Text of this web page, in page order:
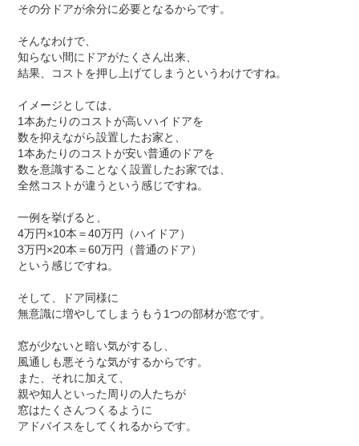
その分ドアが余分に必要となるからです。
そんなわけで、
知らない間にドアがたくさん出来、
結果、コストを押し上げてしまうというわけですね。
イメージとしては、
1本あたりのコストが高いハイドアを
数を抑えながら設置したお家と、
1本あたりのコストが安い普通のドアを
数を意識することなく設置したお家では、
全然コストが違うという感じですね。
一例を挙げると、
4万円×10本＝40万円（ハイドア）
3万円×20本＝60万円（普通のドア）
という感じですね。
そして、ドア同様に
無意識に増やしてしまうもう 1つの部材が窓です。
窓が少ないと暗い気がするし、
風通しも悪そうな気がするからです。
また、それに加えて、
親や知人といった周りの人たちが
窓はたくさんつくるように
アドバイスをしてくれるからです。